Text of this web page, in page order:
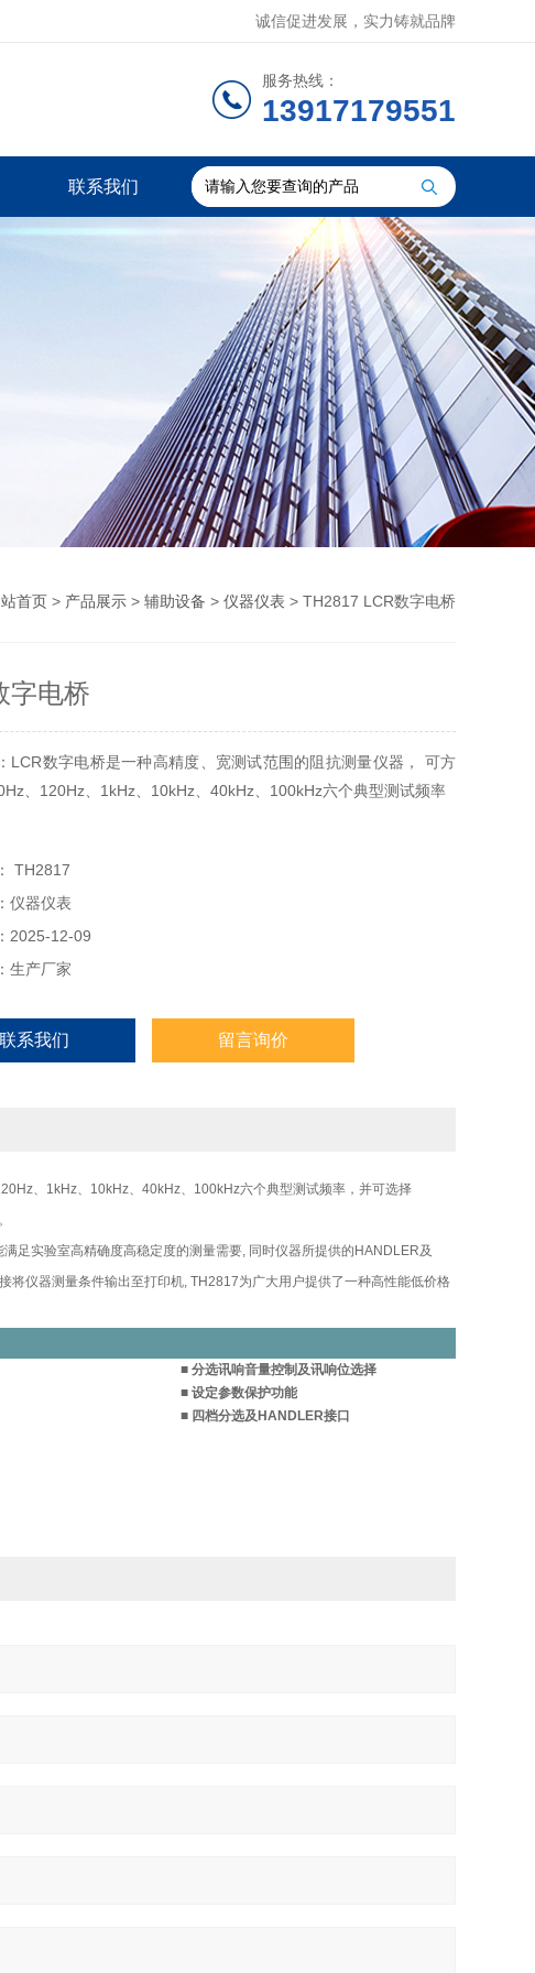
诚信促进发展，实力铸就品牌
服务热线：
13917179551
联系我们
首页 > 产品展示 > 辅助设备 > 仪器仪表 > TH2817 LCR数字电桥
字电桥
LCR数字电桥是一种高精度、宽测试范围的阻抗测量仪器， 可方
、120Hz、1kHz、10kHz、40kHz、100kHz六个典型测试频率
TH2817
仪器仪表
2025-12-09
生产厂家
联系我们 留言询价
、1kHz、10kHz、40kHz、100kHz六个典型测试频率，并可选择
足实验室高精确度高稳定度的测量需要, 同时仪器所提供的HANDLER及
将仪器测量条件输出至打印机, TH2817为广大用户提供了一种高性能低价格
■ 分选讯响音量控制及讯响位选择
■ 设定参数保护功能
■ 四档分选及HANDLER接口